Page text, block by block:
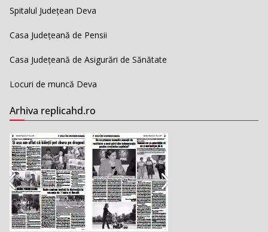
Spitalul Județean Deva
Casa Județeană de Pensii
Casa Județeană de Asigurări de Sănătate
Locuri de muncă Deva
Arhiva replicahd.ro